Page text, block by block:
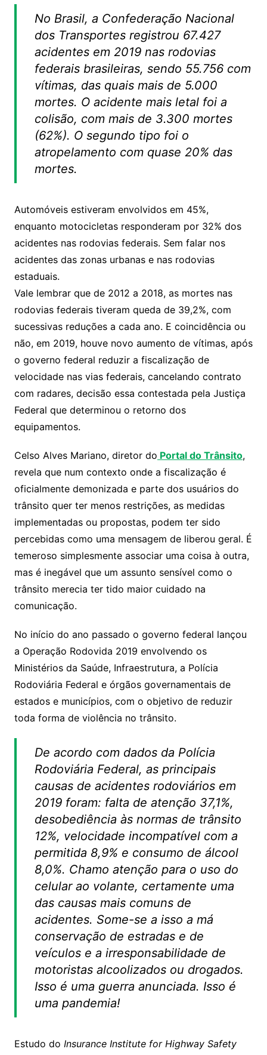
No Brasil, a Confederação Nacional
dos Transportes registrou 67.427
acidentes em 2019 nas rodovias
federais brasileiras, sendo 55.756 com
vítimas, das quais mais de 5.000
mortes. O acidente mais letal foi a
colisão, com mais de 3.300 mortes
(62%). O segundo tipo foi o
atropelamento com quase 20% das
mortes.
Automóveis estiveram envolvidos em 45%,
enquanto motocicletas responderam por 32% dos
acidentes nas rodovias federais. Sem falar nos
acidentes das zonas urbanas e nas rodovias
estaduais.
Vale lembrar que de 2012 a 2018, as mortes nas
rodovias federais tiveram queda de 39,2%, com
sucessivas reduções a cada ano. E coincidência ou
não, em 2019, houve novo aumento de vítimas, após
o governo federal reduzir a fiscalização de
velocidade nas vias federais, cancelando contrato
com radares, decisão essa contestada pela Justiça
Federal que determinou o retorno dos
equipamentos.
Celso Alves Mariano, diretor do Portal do Trânsito,
revela que num contexto onde a fiscalização é
oficialmente demonizada e parte dos usuários do
trânsito quer ter menos restrições, as medidas
implementadas ou propostas, podem ter sido
percebidas como uma mensagem de liberou geral. É
temeroso simplesmente associar uma coisa à outra,
mas é inegável que um assunto sensível como o
trânsito merecia ter tido maior cuidado na
comunicação.
No início do ano passado o governo federal lançou
a Operação Rodovida 2019 envolvendo os
Ministérios da Saúde, Infraestrutura, a Polícia
Rodoviária Federal e órgãos governamentais de
estados e municípios, com o objetivo de reduzir
toda forma de violência no trânsito.
De acordo com dados da Polícia
Rodoviária Federal, as principais
causas de acidentes rodoviários em
2019 foram: falta de atenção 37,1%,
desobediência às normas de trânsito
12%, velocidade incompatível com a
permitida 8,9% e consumo de álcool
8,0%. Chamo atenção para o uso do
celular ao volante, certamente uma
das causas mais comuns de
acidentes. Some-se a isso a má
conservação de estradas e de
veículos e a irresponsabilidade de
motoristas alcoolizados ou drogados.
Isso é uma guerra anunciada. Isso é
uma pandemia!
Estudo do Insurance Institute for Highway Safety